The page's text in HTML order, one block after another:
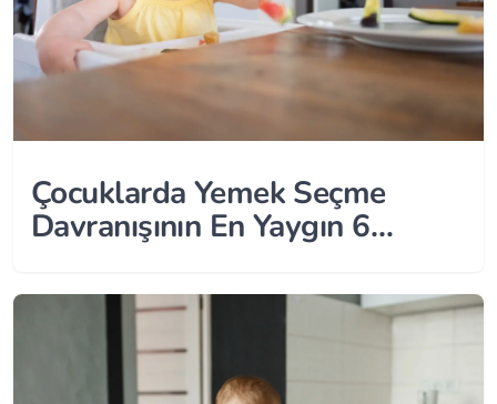
Çocuklarda Yemek Seçme
Davranışının En Yaygın 6